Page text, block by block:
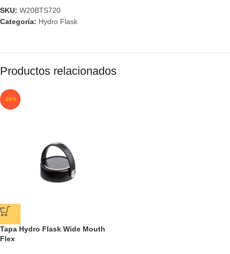
SKU: W20BTS720
Categoría: Hydro Flask
Productos relacionados
-26%
Tapa Hydro Flask Wide Mouth
Flex